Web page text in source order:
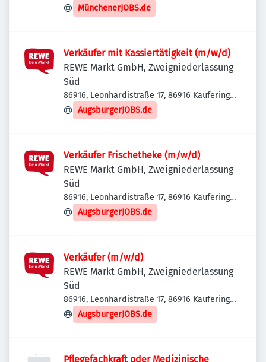
Deutschland
MünchenerJOBS.de
Verkäufer mit Kassiertätigkeit (m/w/d)
REWE Markt GmbH, Zweigniederlassung
Süd
86916, Leonhardistraße 17, 86916 Kaufering,
Deutschland
AugsburgerJOBS.de
Verkäufer Frischetheke (m/w/d)
REWE Markt GmbH, Zweigniederlassung
Süd
86916, Leonhardistraße 17, 86916 Kaufering,
Deutschland
AugsburgerJOBS.de
Verkäufer (m/w/d)
REWE Markt GmbH, Zweigniederlassung
Süd
86916, Leonhardistraße 17, 86916 Kaufering,
Deutschland
AugsburgerJOBS.de
Pflegefachkraft oder Medizinische